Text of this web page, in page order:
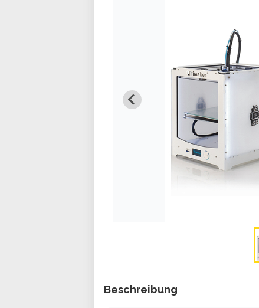
Beschreibung